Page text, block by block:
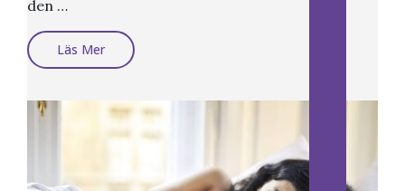
den …
Läs MerUngdomslyftet
En
Att
Få
Ut